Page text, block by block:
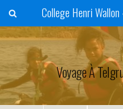
College Henri
Voyage À